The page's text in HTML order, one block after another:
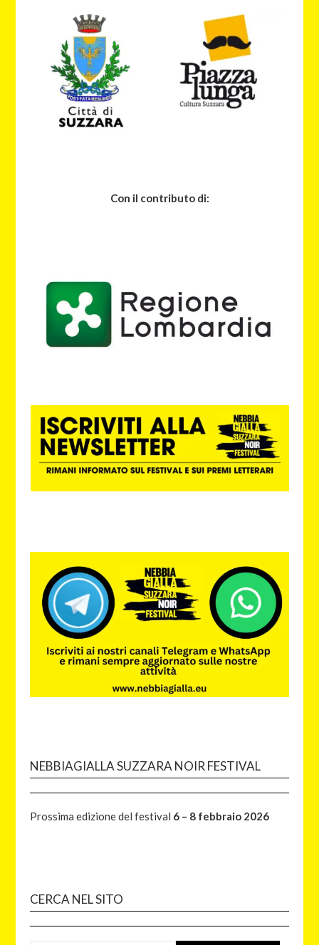
Con il contributo di:
NEBBIAGIALLA SUZZARA NOIR FESTIVAL
Prossima edizione del festival 6 – 8 febbraio 2026
CERCA NEL SITO